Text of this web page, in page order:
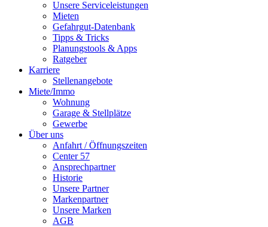
Unsere Serviceleistungen
Mieten
Gefahrgut-Datenbank
Tipps & Tricks
Planungstools & Apps
Ratgeber
Karriere
Stellenangebote
Miete/Immo
Wohnung
Garage & Stellplätze
Gewerbe
Über uns
Anfahrt / Öffnungszeiten
Center 57
Ansprechpartner
Historie
Unsere Partner
Markenpartner
Unsere Marken
AGB